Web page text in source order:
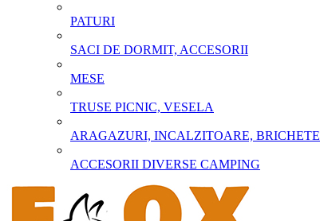
PATURI
SACI DE DORMIT, ACCESORII
MESE
TRUSE PICNIC, VESELA
ARAGAZURI, INCALZITOARE, BRICHETE
ACCESORII DIVERSE CAMPING